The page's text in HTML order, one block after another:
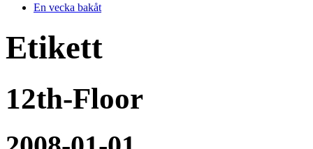
En vecka bakåt
Etikett
12th-Floor